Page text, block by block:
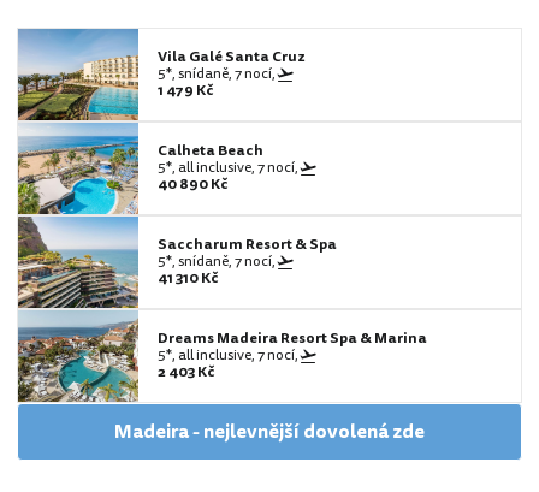
Vila Galé Santa Cruz
5*, snídaně, 7 nocí,
1 479 Kč
Calheta Beach
5*, all inclusive, 7 nocí,
40 890 Kč
Saccharum Resort & Spa
5*, snídaně, 7 nocí,
41 310 Kč
Dreams Madeira Resort Spa & Marina
5*, all inclusive, 7 nocí,
2 403 Kč
Madeira - nejlevnější dovolená zde